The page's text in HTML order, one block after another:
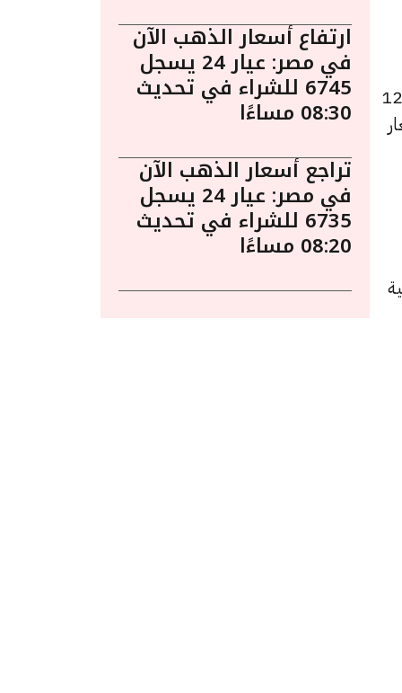
الأثنين 4 نوفمبر الساعة 12:40
ارتفاع أسعار الذهب الآن
في مصر: عيار 24 يسجل
6745 للشراء في تحديث
08:30 مساءًا
تراجع أسعار الذهب الآن
في مصر: عيار 24 يسجل
6735 للشراء في تحديث
08:20 مساءًا